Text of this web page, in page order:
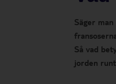
Säger
Så vad
jorden